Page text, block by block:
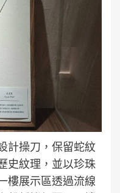
計操刀，保留蛇紋
史紋理，並以珍珠
樓展示區透過流線